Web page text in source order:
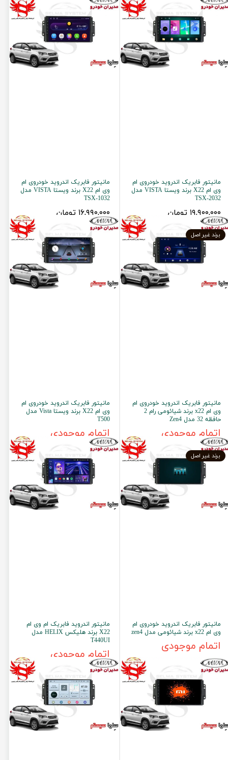
مانیتور فابریک اندروید خودروی ام
وی ام X22 برند ویستا VISTA مدل
TSX-2032
۱۹,۹۰۰,۰۰۰ تومان
مانیتور فابریک اندروید خودروی ام
وی ام X22 برند ویستا VISTA مدل
TSX-1032
۱۶,۹۹۰,۰۰۰ تومان
مانیتور فابریک اندروید خودروی ام
وی ام x22 برند شیائومی رام 2
حافظه 32 مدل Zen4
اتمام موجودی
برند غیر اصل
مانیتور فابریک اندروید خودروی ام
وی ام X22 برند ویستا Vista مدل
T500
اتمام موجودی
مانیتور فابریک اندروید خودروی ام
وی ام x22 برند شیائومی مدل zen4
اتمام موجودی
برند غیر اصل
مانیتور اندروید فابریک ام وی ام
X22 برند هلیکس HELIX مدل
T440UI
اتمام موجودی